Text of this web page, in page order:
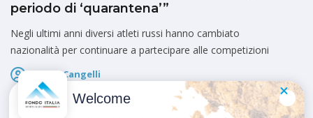
periodo di ‘quarantena’”
Negli ultimi anni diversi atleti russi hanno cambiato
nazionalità per continuare a partecipare alle competizioni
Marco Cangelli
Pubblicato il
Welcome